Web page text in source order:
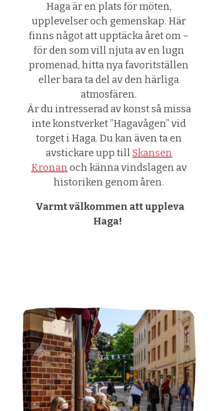
Haga är en plats för möten,
upplevelser och gemenskap. Här
finns något att upptäcka året om –
för den som vill njuta av en lugn
promenad, hitta nya favoritställen
eller bara ta del av den härliga
atmosfären.
Är du intresserad av konst så missa
inte konstverket ”Hagavågen” vid
torget i Haga. Du kan även ta en
avstickare upp till Skansen
Kronan och känna vindslagen av
historiken genom åren.
Varmt välkommen att uppleva
Haga!